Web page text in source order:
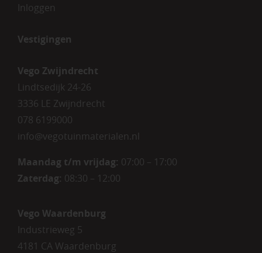
Inloggen
Vestigingen
Vego Zwijndrecht
Lindtsedijk 24-26
3336 LE Zwijndrecht
078 6199000
info@vegotuinmaterialen.nl
Maandag t/m vrijdag: 07:00 – 17:00
Zaterdag: 08:30 – 12:00
Vego Waardenburg
Industrieweg 5
4181 CA Waardenburg